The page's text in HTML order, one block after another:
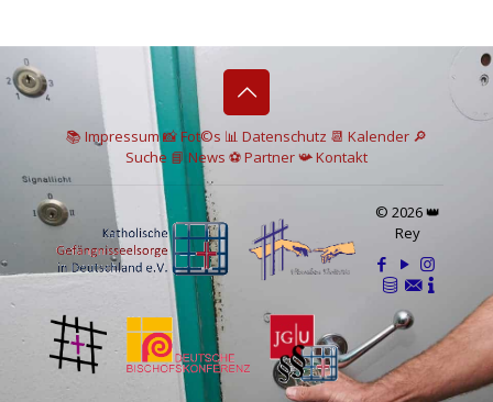
📚 Impressum📸Fot©s 📊 Datenschutz 📆 Kalender 🔎
Suche 📘 News ⚽Partner📯Kontakt
© 2026 👑
Rey